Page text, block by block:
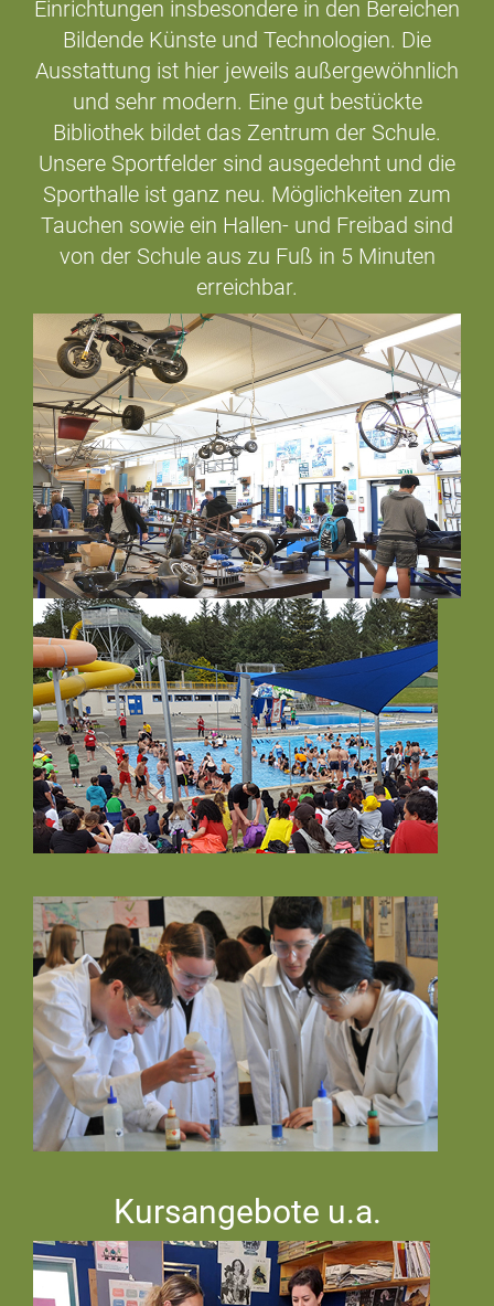
Einrichtungen insbesondere in den Bereichen
Bildende Künste und Technologien. Die
Ausstattung ist hier jeweils außergewöhnlich
und sehr modern. Eine gut bestückte
Bibliothek bildet das Zentrum der Schule.
Unsere Sportfelder sind ausgedehnt und die
Sporthalle ist ganz neu. Möglichkeiten zum
Tauchen sowie ein Hallen- und Freibad sind
von der Schule aus zu Fuß in 5 Minuten
erreichbar.
Kursangebote u.a.